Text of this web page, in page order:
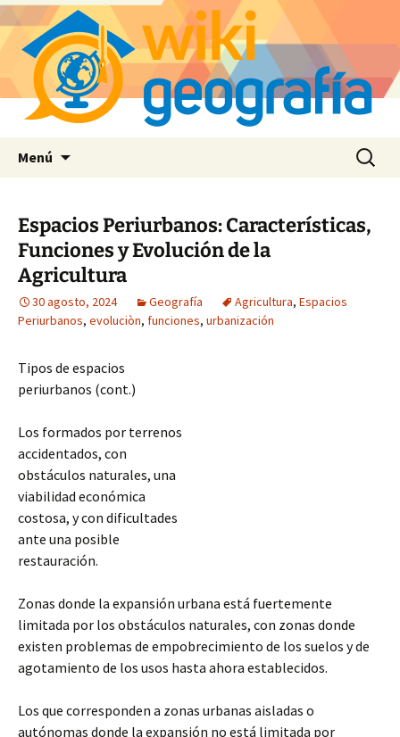
Menú Buscar:
Espacios Periurbanos: Características,
Funciones y Evolución de la
Agricultura
30 agosto, 2024 Geografía Agricultura, Espacios
Periurbanos, evoluciòn, funciones, urbanización
Tipos de espacios
periurbanos (cont.)
Los formados por terrenos
accidentados, con
obstáculos naturales, una
viabilidad económica
costosa, y con dificultades
ante una posible
restauración.
Zonas donde la expansión urbana está fuertemente
limitada por los obstáculos naturales, con zonas donde
existen problemas de empobrecimiento de los suelos y de
agotamiento de los usos hasta ahora establecidos.
Los que corresponden a zonas urbanas aisladas o
autónomas donde la expansión no está limitada por